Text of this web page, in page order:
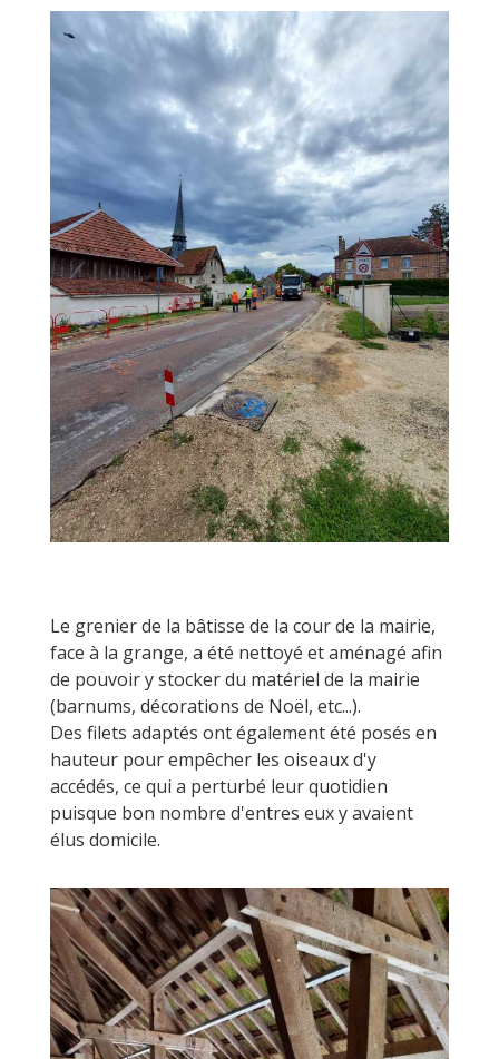
Le grenier de la bâtisse de la cour de la mairie,
face à la grange, a été nettoyé et aménagé afin
de pouvoir y stocker du matériel de la mairie
(barnums, décorations de Noël, etc...).
Des filets adaptés ont également été posés en
hauteur pour empêcher les oiseaux d'y
accédés, ce qui a perturbé leur quotidien
puisque bon nombre d'entres eux y avaient
élus domicile.